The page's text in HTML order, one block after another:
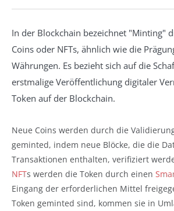
In der Blockchain bezeichnet "Minting"
Coins oder NFTs, ähnlich wie die
Währungen. Es bezieht sich auf die
erstmalige Veröffentlichung digitaler
Token auf der Blockchain.
Neue Coins werden durch die
geminted, indem neue Blöcke, die die
Transaktionen enthalten, verifiziert
NFTs werden die Token durch einen
Eingang der erforderlichen Mittel
Token geminted sind, kommen sie in